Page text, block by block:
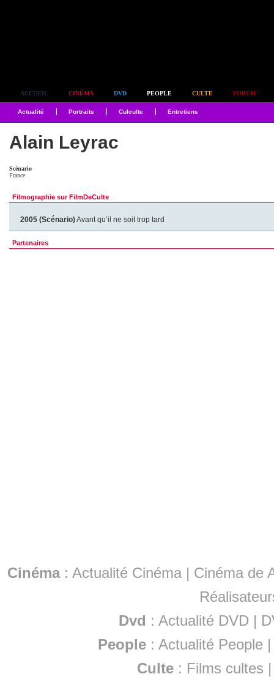
ACCUEIL CINÉMA DVD PEOPLE CULTE FORUM
Actualité Portraits Culculte Entretiens
Alain Leyrac
Scénario
France
Filmographie sur FilmDeCulte
2005 (Scénario)Avant qu’il ne soit trop tard
Partenaires
Cinéma: Actualité Cinéma | Cinéma de
Dvd : Actualité DVD |
People :Actualité People
Culte : Films cultes